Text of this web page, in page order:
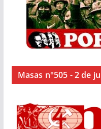
Masas n°505 - 2 de